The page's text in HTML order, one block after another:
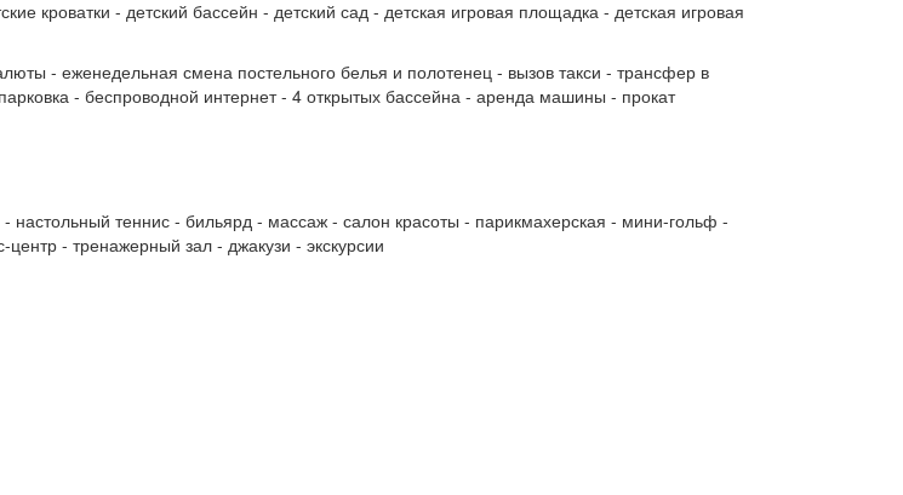
кроватки - детский бассейн - детский сад - детская игровая площадка - детская игровая
- еженедельная смена постельного белья и полотенец - вызов такси - трансфер в
- беспроводной интернет - 4 открытых бассейна - аренда машины - прокат
теннис - бильярд - массаж - салон красоты - парикмахерская - мини-гольф -
- тренажерный зал - джакузи - экскурсии